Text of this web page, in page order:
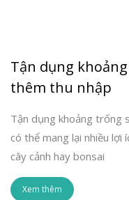
Tận dụng
thêm thu nhập
Tận dụng khoảng trống
có thể mang lại nhiều lợi
cây cảnh hay bonsai
Xem thêm